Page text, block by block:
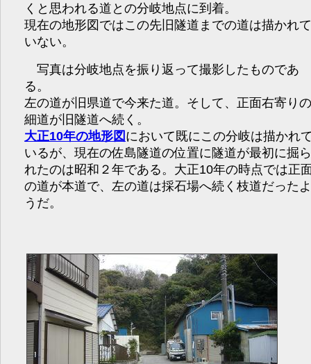
くと思われる道との分岐地点に到着。
現在の地形図ではこの先旧隧道までの道は描かれ
いない。
写真は分岐地点を振り返って撮影したものであ
る。
左の道が旧県道で今来た道。そして、正面右寄り
細道が旧隧道へ続く。
大正10年の地形図 において既にこの分岐は描かれ
いるが、現在の佐島隧道の位置に隧道が最初に掘
れたのは昭和２年である。大正10年の時点では正
の道が本道で、左の道は採石場へ続く枝道だった
うだ。